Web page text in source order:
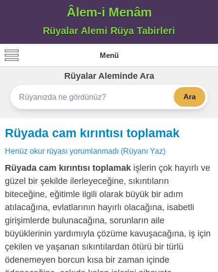
Âlem-i Menâm
Rüyalar Alemi Rüya Tabirleri
Menü
Rüyalar Aleminde Ara
Ara
Rüyada cam kırıntısı toplamak
Henüz okur rüyası yorumlanmadı (Rüyanı Yaz)
Rüyada cam kırıntısı toplamak işlerin çok hayırlı ve
güzel bir şekilde ilerleyeceğine, sıkıntıların
biteceğine, eğitimle ilgili olarak büyük bir adım
atılacağına, evlatlarının hayırlı olacağına, isabetli
girişimlerde bulunacağına, sorunların aile
büyüklerinin yardımıyla çözüme kavuşacağına, iş için
çekilen ve yaşanan sıkıntılardan ötürü bir türlü
ödenemeyen borcun kısa bir zaman içinde